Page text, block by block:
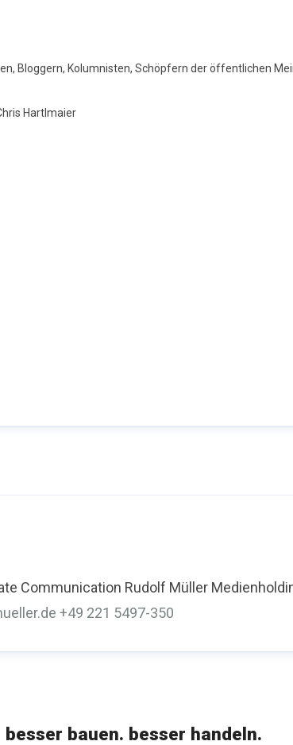
Hartlmaier
Bloggern, Kolumnisten, Schöpfern der öffentlichen
Hartlmaier
Communication Rudolf Müller
+49 221 5497-350
bauen. besser handeln.